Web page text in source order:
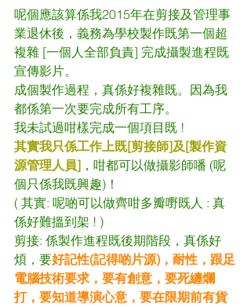
呢個應該算係我2015年在剪接及管理事
業退休後，義務為學校製作既第一個超
複雜 [一個人全部負責] 完成攝製進程既
宣傳影片。
成個製作過程，真係好複雜既。因為我
都係第一次要完成所有工序。
我未試過咁樣完成一個項目既 !
其實我只係工作上既[剪接師]及[製作資
源管理人員] ，咁都可以做攝影師噃 (呢
個只係我既興趣)！
( 其實: 呢啲可以做齊咁多瓣嘢既人 : 真
係好難搵到架 ! )
剪接: 係製作進程既後期階段，真係好
煩，要好記性(記得啲片源)，耐性，跟足
電腦技術要求，要有創意，要死纏爛
打，要知道導演心意，要在限期前有貨